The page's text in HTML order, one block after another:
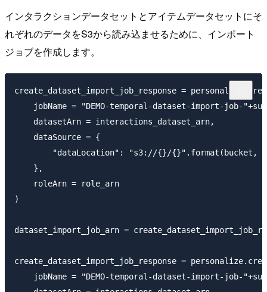
インタラクションデータセットとアイテムデータセットにそ
れぞれのデータをS3から読み込ませるために、インポート
ジョブを作成します。
create_dataset_import_job_response =
jobName = "DEMO-temporal-dataset-import-job-
    datasetArn = interactions_dataset_arn,
    dataSource = {
"dataLocation": "s3://{}/{}".format(bucket,
    },
    roleArn = role_arn
)
dataset_import_job_arn =
create_dataset_import_job_response =
jobName = "DEMO-temporal-dataset-import-job-